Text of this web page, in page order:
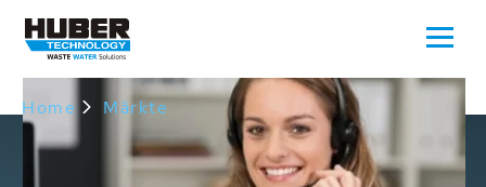
Home Märkte
Oops, an error occurred! Request: 7702c4efc7b77